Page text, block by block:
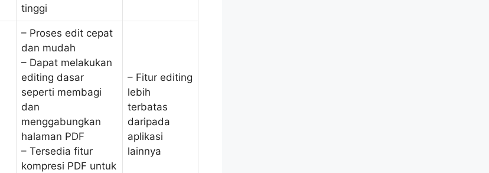
tinggi
– Proses edit cepat
dan mudah
– Dapat melakukan
editing dasar
seperti membagi
dan
menggabungkan
halaman PDF
– Tersedia fitur
kompresi PDF untuk
– Fitur editing
lebih
terbatas
daripada
aplikasi
lainnya